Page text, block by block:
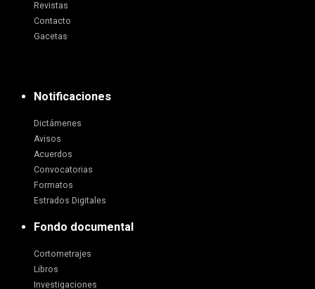
Revistas
Contacto
Gacetas
Notificaciones
Dictámenes
Avisos
Acuerdos
Convocatorias
Formatos
Estrados Digitales
Fondo documental
Cortometrajes
Libros
Investigaciones